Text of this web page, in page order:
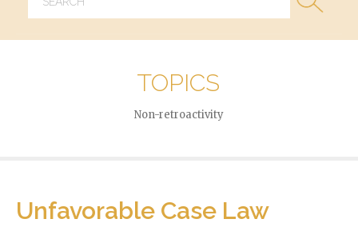
TOPICS
Non-retroactivity
Unfavorable Case Law